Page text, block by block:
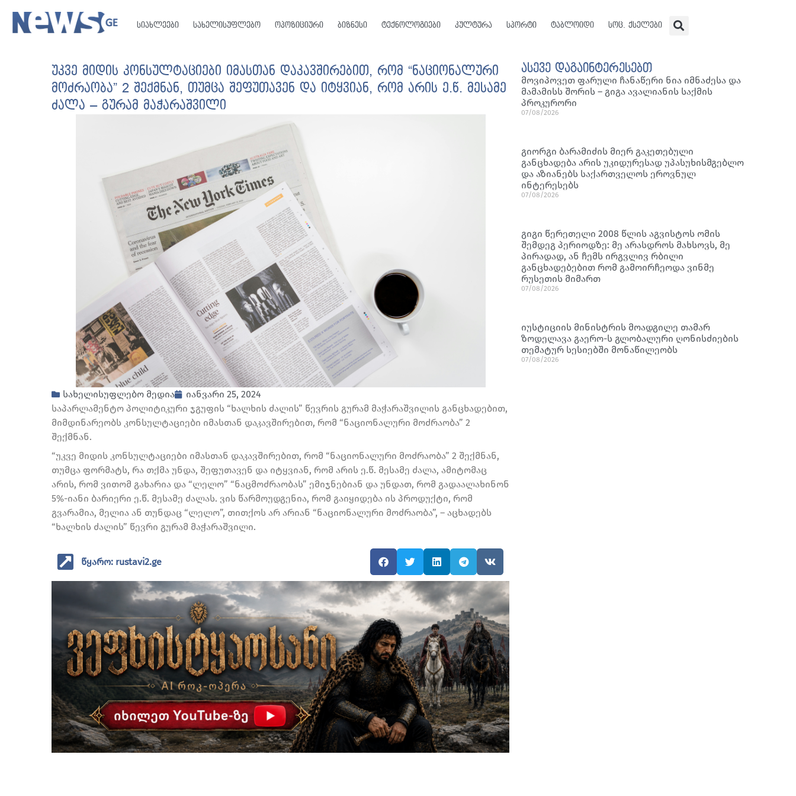
სიახლეები სახელისუფლებო ოპოზიციური ბიზნესი ტექნოლოგიები კულტურა სპორტი ტაბლოიდი სოც. ქსელები
უკვე მიდის კონსულტაციები იმასთან დაკავშირებით, რომ “ნაციონალური
მოძრაობა” 2 შექმნან, თუმცა შეფუთავენ და იტყვიან, რომ არის ე.წ. მესამე
ძალა – გურამ მაჭარაშვილი
სახელისუფლებო მედია
იანვარი 25, 2024
საპარლამენტო პოლიტიკური ჯგუფის “ხალხის ძალის” წევრის გურამ მაჭარაშვილის განცხადებით,
მიმდინარეობს კონსულტაციები იმასთან დაკავშირებით, რომ “ნაციონალური მოძრაობა” 2
შექმნან.
“უკვე მიდის კონსულტაციები იმასთან დაკავშირებით, რომ “ნაციონალური მოძრაობა” 2 შექმნან,
თუმცა ფორმატს, რა თქმა უნდა, შეფუთავენ და იტყვიან, რომ არის ე.წ. მესამე ძალა, ამიტომაც
არის, რომ ვითომ გახარია და “ლელო” “ნაცმოძრაობას” ემიჯნებიან და უნდათ, რომ გადაალახინონ
5%-იანი ბარიერი ე.წ. მესამე ძალას. ვის წარმოუდგენია, რომ გაიყიდება ის პროდუქტი, რომ
გვარამია, მელია ან თუნდაც “ლელო”, თითქოს არ არიან “ნაციონალური მოძრაობა”, – აცხადებს
“ხალხის ძალის” წევრი გურამ მაჭარაშვილი.
წყარო: rustavi2.ge
ასევე დაგაინტერესებთ
მოვიპოვეთ ფარული ჩანაწერი ნია იმნაძესა და
მამამისს შორის – გიგა ავალიანის საქმის
პროკურორი
07/08/2026
გიორგი ბარამიძის მიერ გაკეთებული
განცხადება არის უკიდურესად უპასუხისმგებლო
და აზიანებს საქართველოს ეროვნულ
ინტერესებს
07/08/2026
გიგი წერეთელი 2008 წლის აგვისტოს ომის
შემდეგ პერიოდზე: მე არასდროს მახსოვს, მე
პირადად, ან ჩემს ირგვლივ რბილი
განცხადებებით რომ გამოირჩეოდა ვინმე
რუსეთის მიმართ
07/08/2026
იუსტიციის მინისტრის მოადგილე თამარ
ზოდელავა გაერო-ს გლობალური ღონისძიების
თემატურ სესიებში მონაწილეობს
07/08/2026